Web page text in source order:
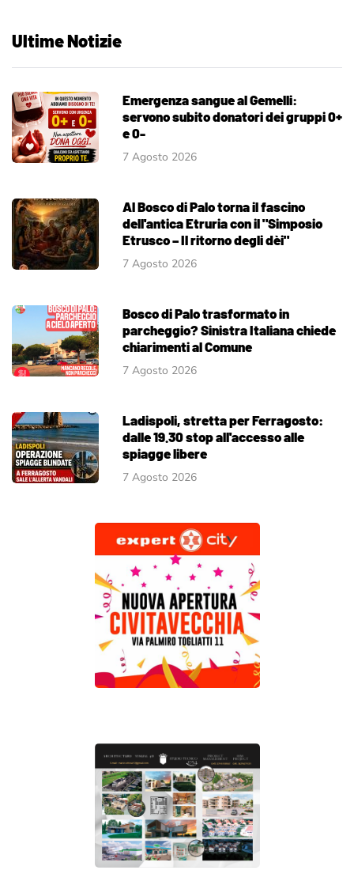
Ultime Notizie
Emergenza sangue al Gemelli:
servono subito donatori dei gruppi 0+
e 0-
7 Agosto 2026
Al Bosco di Palo torna il fascino
dell'antica Etruria con il "Simposio
Etrusco – Il ritorno degli dèi"
7 Agosto 2026
Bosco di Palo trasformato in
parcheggio? Sinistra Italiana chiede
chiarimenti al Comune
7 Agosto 2026
Ladispoli, stretta per Ferragosto:
dalle 19.30 stop all'accesso alle
spiagge libere
7 Agosto 2026